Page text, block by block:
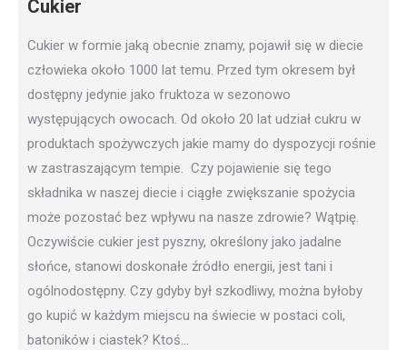
Cukier
Cukier w formie jaką obecnie znamy, pojawił się w diecie
człowieka około 1000 lat temu. Przed tym okresem był
dostępny jedynie jako fruktoza w sezonowo
występujących owocach. Od około 20 lat udział cukru w
produktach spożywczych jakie mamy do dyspozycji rośnie
w zastraszającym tempie. Czy pojawienie się tego
składnika w naszej diecie i ciągłe zwiększanie spożycia
może pozostać bez wpływu na nasze zdrowie? Wątpię.
Oczywiście cukier jest pyszny, określony jako jadalne
słońce, stanowi doskonałe źródło energii, jest tani i
ogólnodostępny. Czy gdyby był szkodliwy, można byłoby
go kupić w każdym miejscu na świecie w postaci coli,
batoników i ciastek? Ktoś…